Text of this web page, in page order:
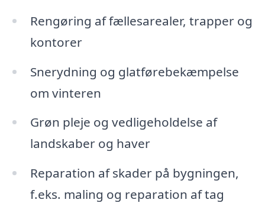
Rengøring af fællesarealer, trapper og
kontorer
Snerydning og glatførebekæmpelse
om vinteren
Grøn pleje og vedligeholdelse af
landskaber og haver
Reparation af skader på bygningen,
f.eks. maling og reparation af tag